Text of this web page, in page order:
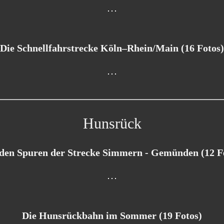
Die Schnellfahrstrecke Köln–Rhein/Main (16 Fotos)
Hunsrück
Spuren der Strecke Simmern - Gemünden (12
Die Hunsrückbahn im Sommer (19 Fotos)